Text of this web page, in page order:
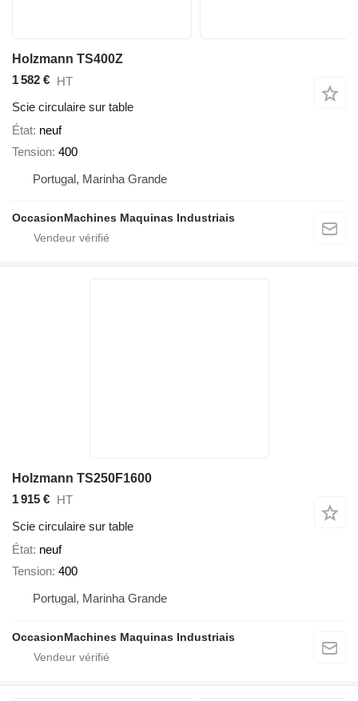
Holzmann TS400Z
1 582 € HT
Scie circulaire sur table
État neuf
Tension 400
Portugal, Marinha Grande
OccasionMachines Maquinas Industriais
Holzmann TS250F1600
1 915 €
HT
Scie circulaire sur table
État neuf
Tension 400
Portugal, Marinha Grande
OccasionMachines Maquinas Industriais